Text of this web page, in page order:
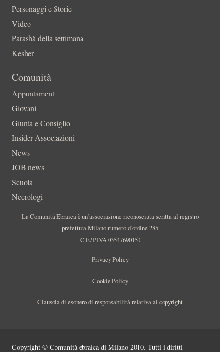
Personaggi e Storie
Video
Parashà della settimana
Kesher
Comunità
Appuntamenti
Giovani
Giunta e Consiglio
Insider-Associazioni
News
JOB news
Scuola
Necrologi
La Comunità Ebraica è un’associazione riconosciuta scritta al registro
prefettura Milano numero d’ordine 285
C.F./P.IVA 03547690150
Privacy Policy
Cookie Policy
Clausola di esonero di responsabilità relativa ai copyright
Copyright © Comunità ebraica di Milano 2010. Tutti i diritti